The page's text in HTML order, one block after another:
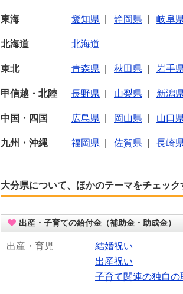
東海 愛知県 静岡県 岐阜
北海道 北海道
東北 青森県 秋田県 岩手
甲信越・北陸 長野県 山梨県 新潟
中国・四国 広島県 岡山県 山口
九州・沖縄 福岡県 佐賀県 長崎
大分県について、ほかのテーマをチェック
出産・子育ての給付金（補助金・助成金）
出産・育児
結婚祝い
出産祝い
子育て関連の独自の